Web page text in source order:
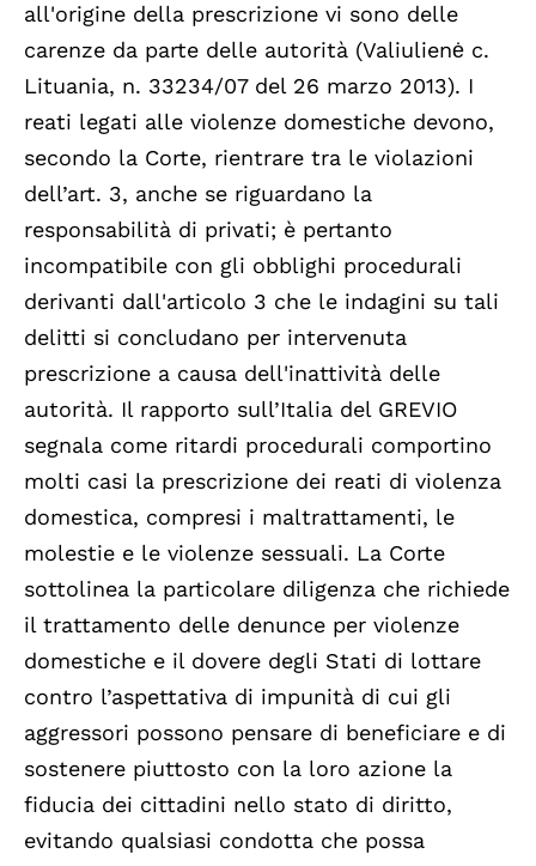
all'origine della prescrizione vi sono delle
carenze da parte delle autorità (Valiulienė c.
Lituania, n. 33234/07 del 26 marzo 2013). I
reati legati alle violenze domestiche devono,
secondo la Corte, rientrare tra le violazioni
dell’art. 3, anche se riguardano la
responsabilità di privati; è pertanto
incompatibile con gli obblighi procedurali
derivanti dall'articolo 3 che le indagini su tali
delitti si concludano per intervenuta
prescrizione a causa dell'inattività delle
autorità. Il rapporto sull’Italia del GREVIO
segnala come ritardi procedurali comportino
molti casi la prescrizione dei reati di violenza
domestica, compresi i maltrattamenti, le
molestie e le violenze sessuali. La Corte
sottolinea la particolare diligenza che richiede
il trattamento delle denunce per violenze
domestiche e il dovere degli Stati di lottare
contro l’aspettativa di impunità di cui gli
aggressori possono pensare di beneficiare e di
sostenere piuttosto con la loro azione la
fiducia dei cittadini nello stato di diritto,
evitando qualsiasi condotta che possa